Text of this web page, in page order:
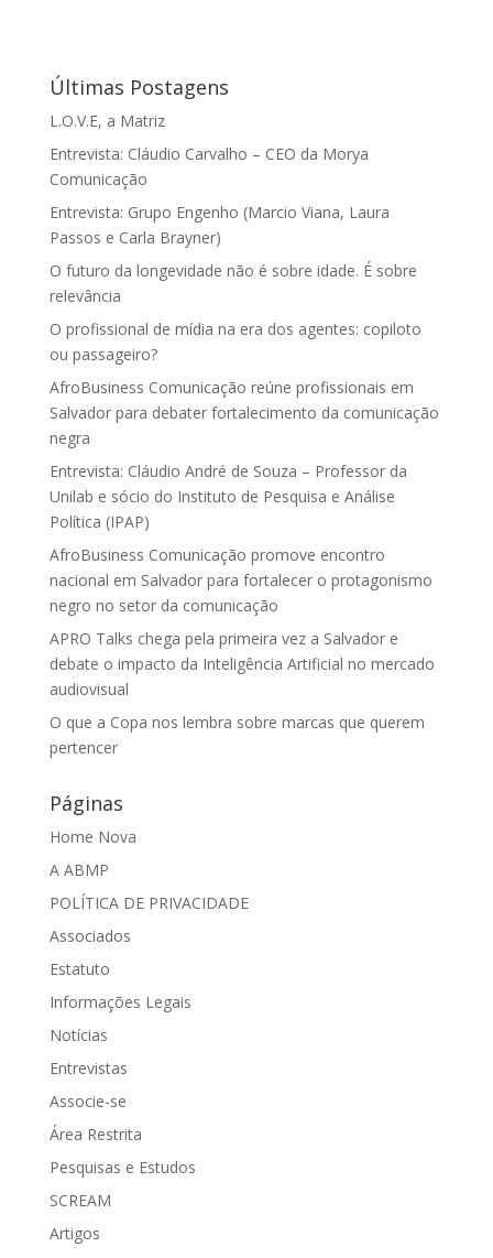
Últimas Postagens
L.O.V.E, a Matriz
Entrevista: Cláudio Carvalho – CEO da Morya
Comunicação
Entrevista: Grupo Engenho (Marcio Viana, Laura
Passos e Carla Brayner)
O futuro da longevidade não é sobre idade. É sobre
relevância
O profissional de mídia na era dos agentes: copiloto
ou passageiro?
AfroBusiness Comunicação reúne profissionais em
Salvador para debater fortalecimento da comunicação
negra
Entrevista: Cláudio André de Souza – Professor da
Unilab e sócio do Instituto de Pesquisa e Análise
Política (IPAP)
AfroBusiness Comunicação promove encontro
nacional em Salvador para fortalecer o protagonismo
negro no setor da comunicação
APRO Talks chega pela primeira vez a Salvador e
debate o impacto da Inteligência Artificial no mercado
audiovisual
O que a Copa nos lembra sobre marcas que querem
pertencer
Páginas
Home Nova
A ABMP
POLÍTICA DE PRIVACIDADE
Associados
Estatuto
Informações Legais
Notícias
Entrevistas
Associe-se
Área Restrita
Pesquisas e Estudos
SCREAM
Artigos